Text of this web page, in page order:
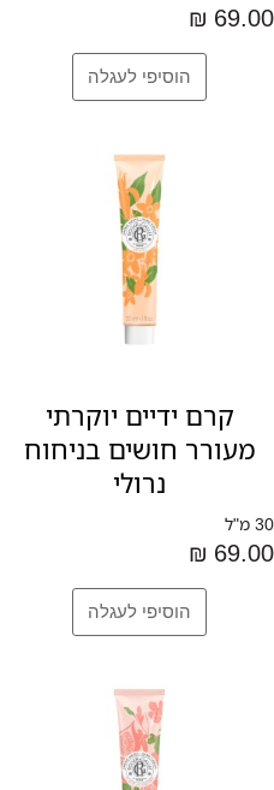
69.00 ₪
קרם ידיים יוקרתי
מעורר חושים בניחוח
נרולי
30 מ"ל
69.00 ₪